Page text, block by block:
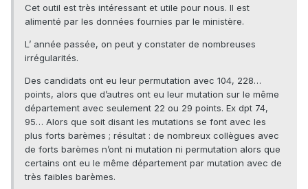
Cet outil est très intéressant et utile pour nous. Il est
alimenté par les données fournies par le ministère.
L’ année passée, on peut y constater de nombreuses
irrégularités.
Des candidats ont eu leur permutation avec 104, 228…
points, alors que d’autres ont eu leur mutation sur le même
département avec seulement 22 ou 29 points. Ex dpt 74,
95… Alors que soit disant les mutations se font avec les
plus forts barèmes ; résultat : de nombreux collègues avec
de forts barèmes n’ont ni mutation ni permutation alors que
certains ont eu le même département par mutation avec de
très faibles barèmes.